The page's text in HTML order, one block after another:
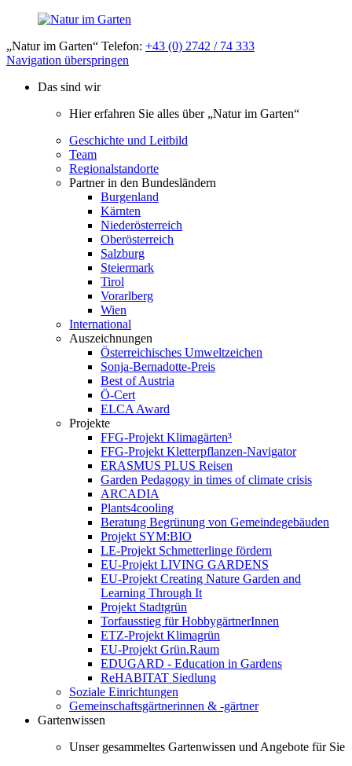
„Natur im Garten“ Telefon: +43 (0) 2742 / 74 333
Navigation überspringen
Das sind wir
Hier erfahren Sie alles über „Natur im Garten“
Geschichte und Leitbild
Team
Regionalstandorte
Partner in den Bundesländern
Burgenland
Kärnten
Niederösterreich
Oberösterreich
Salzburg
Steiermark
Tirol
Vorarlberg
Wien
International
Auszeichnungen
Österreichisches Umweltzeichen
Sonja-Bernadotte-Preis
Best of Austria
Ö-Cert
ELCA Award
Projekte
FFG-Projekt Klimagärten³
FFG-Projekt Kletterpflanzen-Navigator
ERASMUS PLUS Reisen
Garden Pedagogy in times of climate crisis
ARCADIA
Plants4cooling
Beratung Begrünung von Gemeindegebäuden
Projekt SYM:BIO
LE-Projekt Schmetterlinge fördern
EU-Projekt LIVING GARDENS
EU-Projekt Creating Nature Garden and
Learning Through It
Projekt Stadtgrün
Torfausstieg für HobbygärtnerInnen
ETZ-Projekt Klimagrün
EU-Projekt Grün.Raum
EDUGARD - Education in Gardens
ReHABITAT Siedlung
Soziale Einrichtungen
Gemeinschaftsgärtnerinnen & -gärtner
Gartenwissen
Unser gesammeltes Gartenwissen und Angebote für Sie